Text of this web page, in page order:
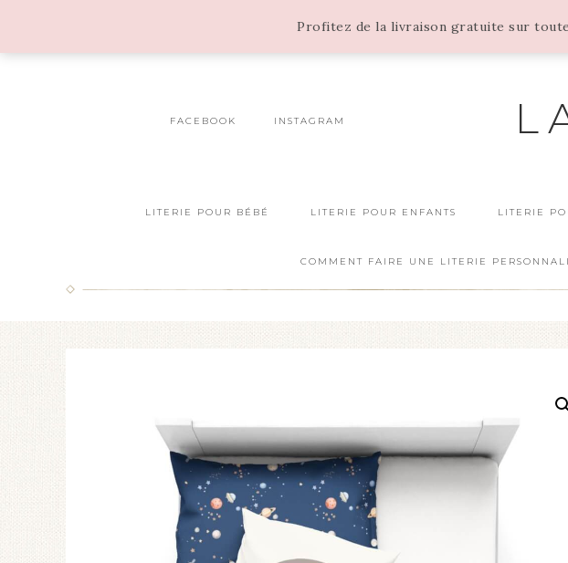
Profitez de la livraison gratuite sur
FACEBOOK INSTAGRAM
LITERIE POUR BÉBÉ LITERIE POUR ENFANTS LITERIE
COMMENT FAIRE UNE LITERIE